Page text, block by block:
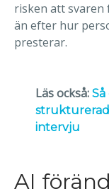
risken att
än efter hur
presterar.
Läs också:
intervju
AI